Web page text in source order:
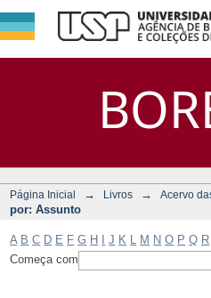
Assunto
DSpace/
Página Inicial → Livros → Acervo
por: Assunto
A B C D E F G H J K M N O P Q R
Começa com